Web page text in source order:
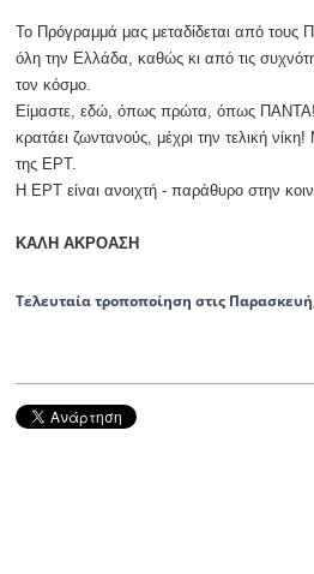
Το Πρόγραμμά μας μεταδίδεται από τους
όλη την Ελλάδα, καθώς κι από τις
τον κόσμο.
Είμαστε, εδώ, όπως πρώτα, όπως ΠΑΝΤΑ!
κρατάει ζωντανούς, μέχρι την τελική νίκη!
της ΕΡΤ.
Η ΕΡΤ είναι ανοιχτή - παράθυρο στην
ΚΑΛΗ ΑΚΡΟΑΣΗ
Τελευταία τροποποίηση στις